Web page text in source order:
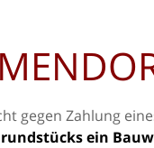
gegen Zahlung
ein